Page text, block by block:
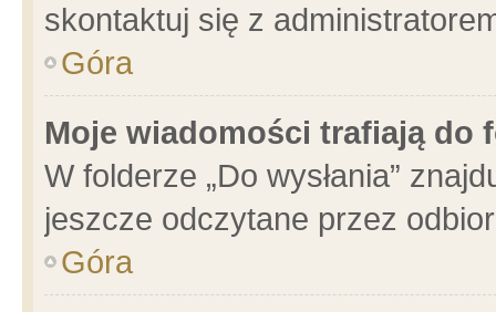
skontaktuj się z
Góra
Moje wiadomości trafiają do
W folderze „Do wysłania”
jeszcze odczytane przez
Góra